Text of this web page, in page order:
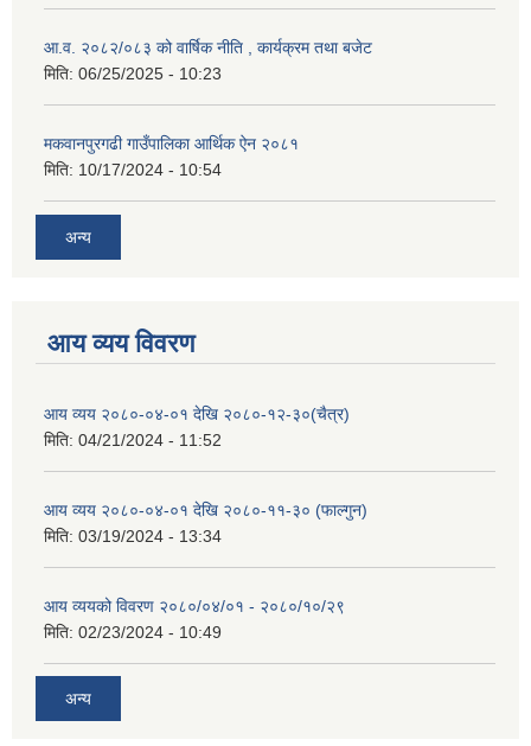
आ.व. २०८२/०८३ को वार्षिक नीति , कार्यक्रम तथा बजेट
मिति: 06/25/2025 - 10:23
मकवानपुरगढी गाउँपालिका आर्थिक ‌‌‌ऐन २०८१
मिति: 10/17/2024 - 10:54
अन्य
आय व्यय विवरण
आय व्यय २०८०-०४-०१ देखि २०८०-१२-३०(चैत्र)
मिति: 04/21/2024 - 11:52
आय व्यय २०८०-०४-०१ देखि २०८०-११-३० (फाल्गुन)
मिति: 03/19/2024 - 13:34
आय व्ययको विवरण २०८०/०४/०१ - २०८०/१०/२९
मिति: 02/23/2024 - 10:49
अन्य